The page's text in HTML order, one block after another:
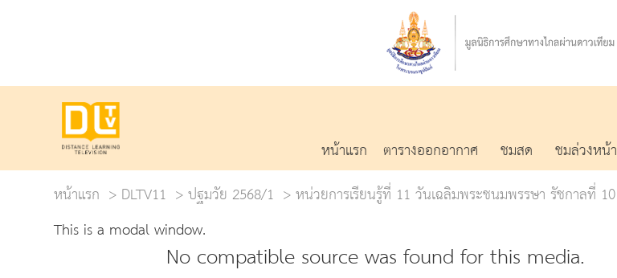
หน้าแรก ตารางออกอากาศ ชมสด ชมล่วงหน้า
หน้าแรก
DLTV11 ปฐมวัย 2568/1 หน่วยการเรียนรู้ที่ 11 วันเฉลิมพระชนมพรรษา รัชกาลที่ 10
This is a modal window.
No compatible source was found for this media.